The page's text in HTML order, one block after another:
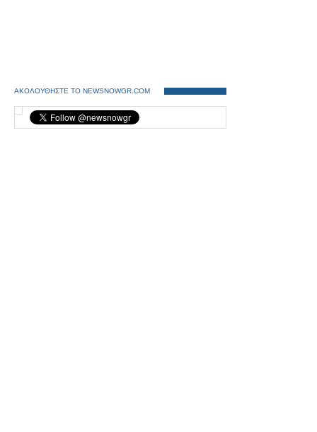
ΑΚΟΛΟΥΘΗΣΤΕ ΤΟ NEWSNOWGR.COM